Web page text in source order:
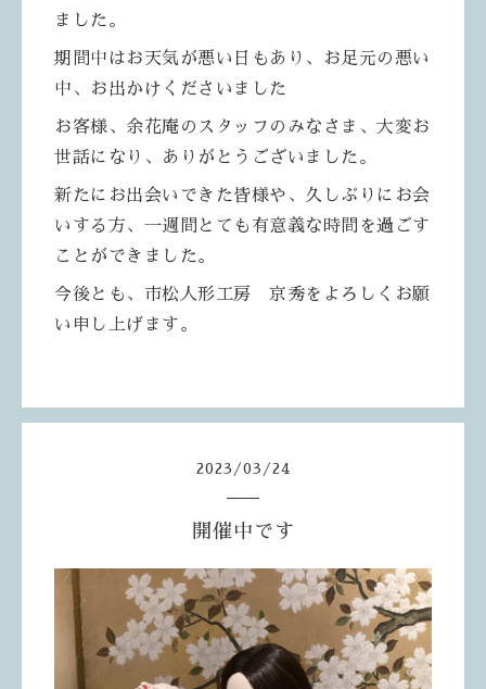
ました。
期間中はお天気が悪い日もあり、お足元の悪い
中、お出かけくださいました
お客様、余花庵のスタッフのみなさま、大変お
世話になり、ありがとうございました。
新たにお出会いできた皆様や、久しぶりにお会
いする方、一週間とても有意義な時間を過ごす
ことができました。
今後とも、市松人形工房 京秀をよろしくお願
い申し上げます。
2023 /03 /24
開催中です